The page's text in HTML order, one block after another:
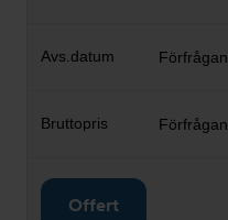
Förfrågan
Förfrågan
Offert